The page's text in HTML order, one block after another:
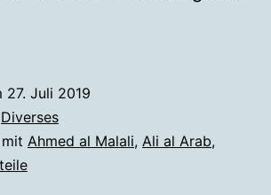
27. Juli 2019
Diverses
Ahmed al Malali, Ali al Arab,